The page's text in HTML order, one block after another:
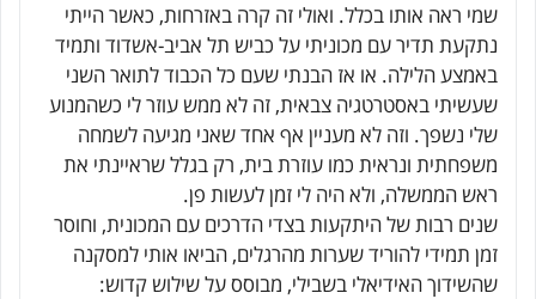
שמי ראה אותו בכלל. ואולי זה קרה באזרחות, כאשר הייתי
נתקעת תדיר עם מכוניתי על כביש תל אביב-אשדוד ותמיד
באמצע הלילה. או אז הבנתי שעם כל הכבוד לתואר השני
שעשיתי באסטרטגיה צבאית, זה לא ממש עוזר לי כשהמנוע
שלי נשפך. וזה לא מעניין אף אחד שאני מגיעה לשמחה
משפחתית ונראית כמו עוזרת בית, רק בגלל שראיינתי את
ראש הממשלה, ולא היה לי זמן לעשות פן.
שנים רבות של היתקעות בצדי הדרכים עם המכונית, וחוסר
זמן תמידי להוריד שערות מהרגלים, הביאו אותי למסקנה
שהשידוך האידיאלי בשבילי, מבוסס על שילוש קדוש: